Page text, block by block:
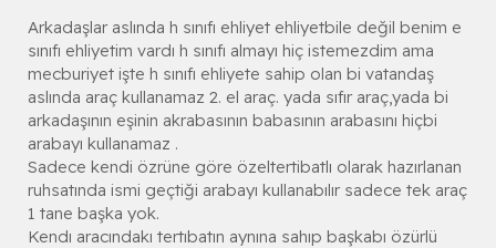
Arkadaşlar aslında h sınıfı ehliyet ehliyetbile değil benim e
sınıfı ehliyetim vardı h sınıfı almayı hiç istemezdim ama
mecburiyet işte h sınıfı ehliyete sahip olan bi vatandaş
aslında araç kullanamaz 2. el araç. yada sıfır araç,yada bi
arkadaşının eşinin akrabasının babasının arabasını hiçbi
arabayı kullanamaz .
Sadece kendi özrüne göre özeltertibatlı olarak hazırlanan
ruhsatında ismi geçtiği arabayı kullanabılır sadece tek araç
1 tane başka yok.
Kendı aracındakı tertıbatın aynına sahıp başkabı özürlü